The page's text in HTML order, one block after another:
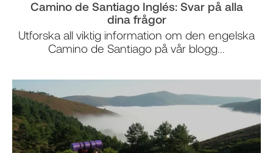
Camino de Santiago Inglés: Svar på alla
dina frågor
Utforska all viktig information om den engelska
Camino de Santiago på vår blogg...